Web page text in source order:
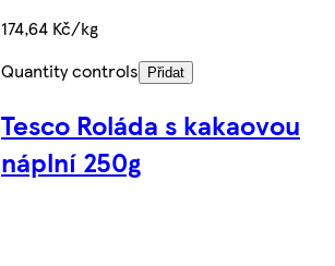
174,64 Kč/kg
Quantity controls
Přidat
Tesco Roláda s kakaovou
náplní 250g